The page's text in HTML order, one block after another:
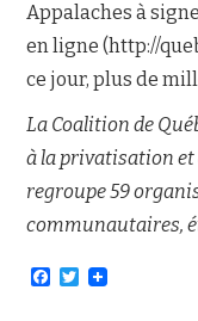
Appalaches à
en ligne (http://
ce jour, plus de
La Coalition de
à la privatisation
regroupe 59
communautaires,
F
T